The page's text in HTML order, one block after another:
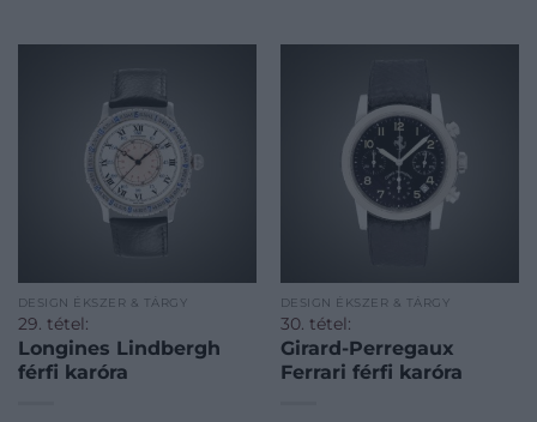
DESIGN ÉKSZER & TÁRGY
29. tétel:
Longines Lindbergh
férfi karóra
DESIGN ÉKSZER & TÁRGY
30. tétel:
Girard-Perregaux
Ferrari férfi karóra